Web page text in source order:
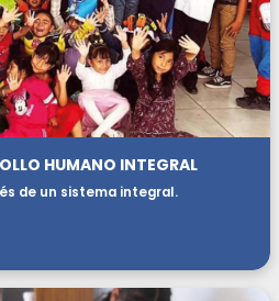
HUMANO INTEGRAL
de un sistema integral.